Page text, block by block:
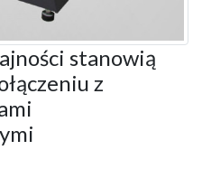
stanowią
z